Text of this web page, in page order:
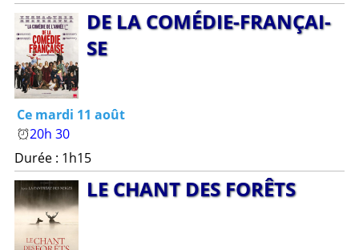
DE LA COMÉDIE-F­RANÇAI­
SE
Ce mardi 11 août
20h 30
Durée : 1h15
LE C­HAN­T DES FORÊT­S